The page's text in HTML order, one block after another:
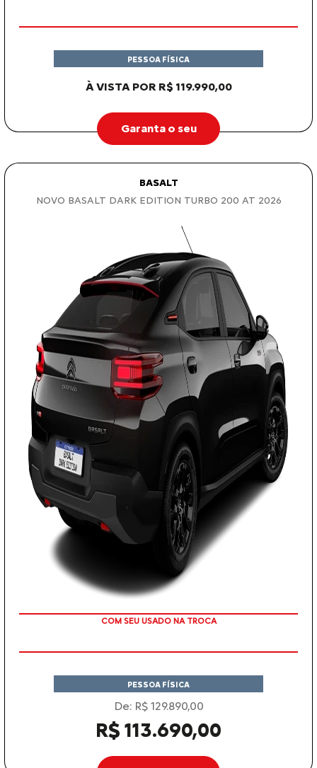
À VISTA POR R$ 119.990,00
PESSOA FÍSICA
Garanta o seu
BASALT
NOVO BASALT DARK EDITION TURBO 200 AT 2026
TAXA ZERO
PESSOA FÍSICA
De: R$ 129.890,00
R$ 113.690,00